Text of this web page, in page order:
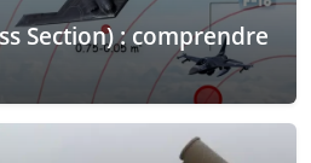
Section) : comprendre